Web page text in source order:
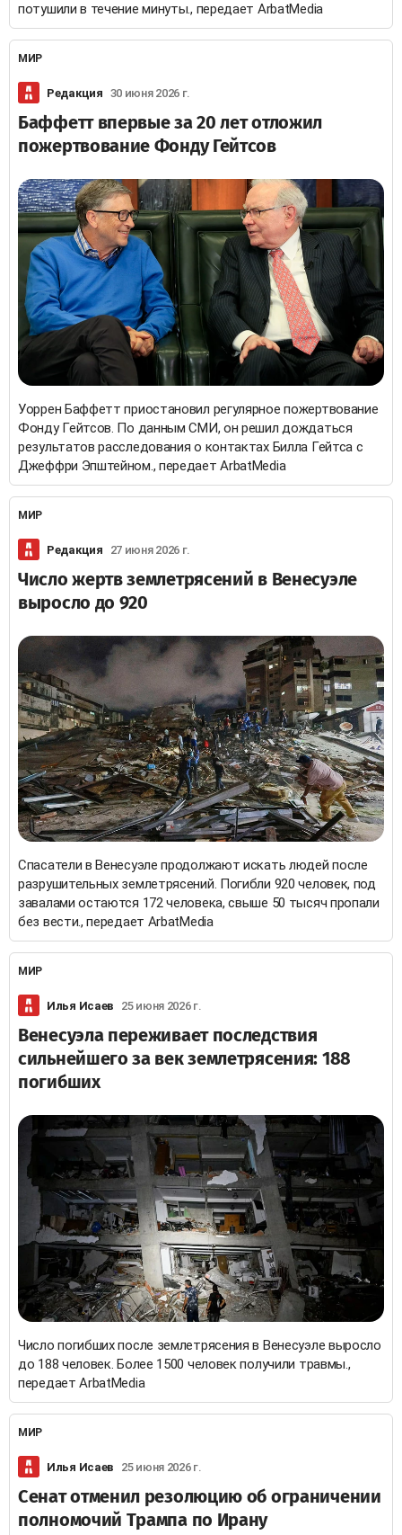
потушили в течение минуты., передает ArbatMedia
МИР
Редакция 30 июня 2026 г.
Баффетт впервые за 20 лет отложил
пожертвование Фонду Гейтсов
Уоррен Баффетт приостановил регулярное пожертвование
Фонду Гейтсов. По данным СМИ, он решил дождаться
результатов расследования о контактах Билла Гейтса с
Джеффри Эпштейном., передает ArbatMedia
МИР
Редакция 27 июня 2026 г.
Число жертв землетрясений в Венесуэле
выросло до 920
Спасатели в Венесуэле продолжают искать людей после
разрушительных землетрясений. Погибли 920 человек, под
завалами остаются 172 человека, свыше 50 тысяч пропали
без вести., передает ArbatMedia
МИР
Илья Исаев 25 июня 2026 г.
Венесуэла переживает последствия
сильнейшего за век землетрясения: 188
погибших
Число погибших после землетрясения в Венесуэле выросло
до 188 человек. Более 1500 человек получили травмы.,
передает ArbatMedia
МИР
Илья Исаев 25 июня 2026 г.
Сенат отменил резолюцию об ограничении
полномочий Трампа по Ирану